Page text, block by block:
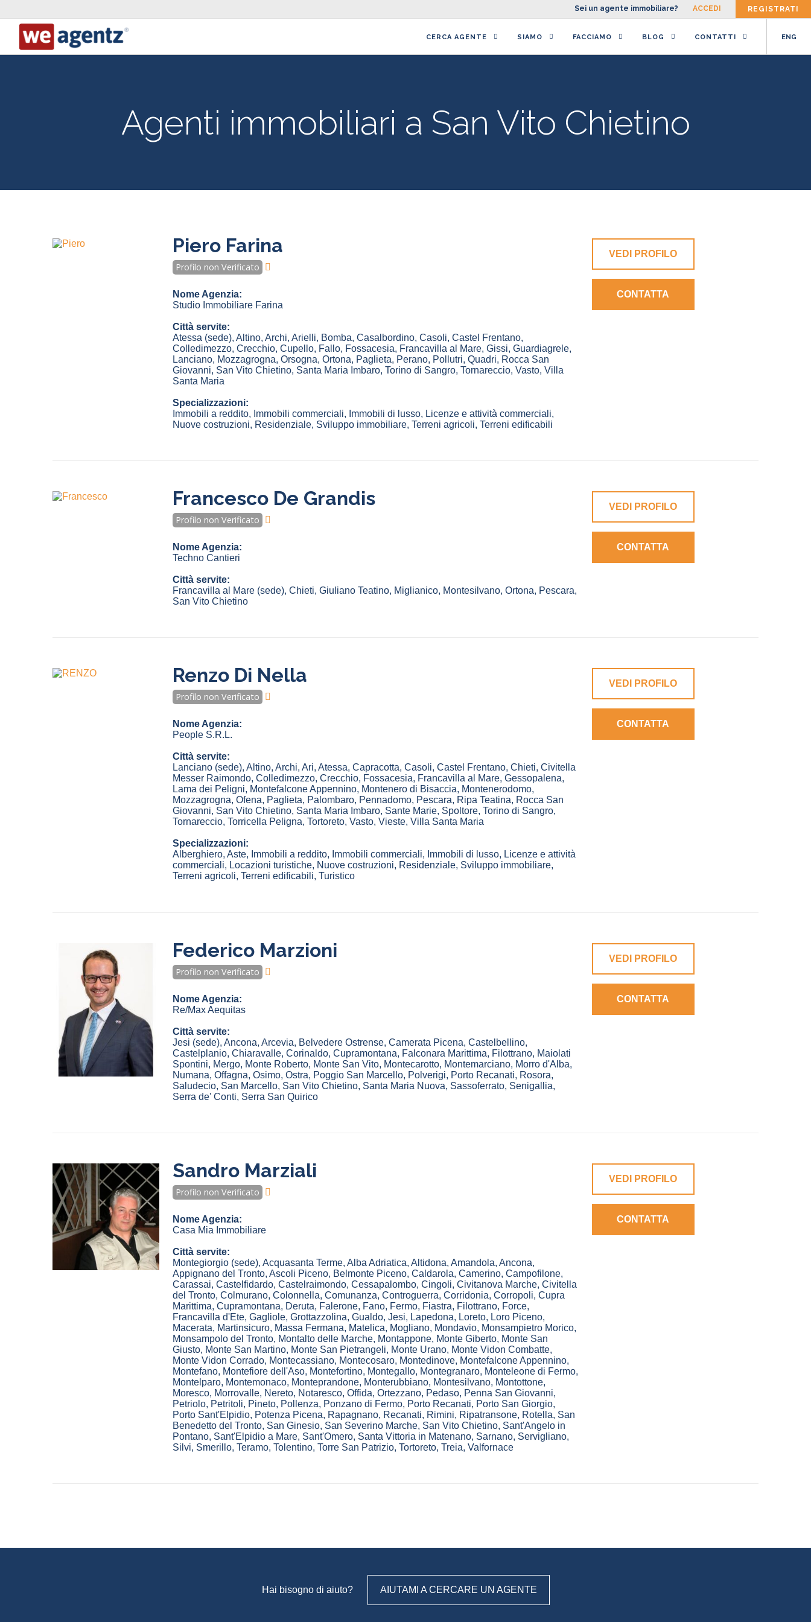
Sei un agente immobiliare? ACCEDI REGISTRATI
CERCA AGENTE SIAMO FACCIAMO BLOG CONTATTI ENG
Agenti immobiliari a San Vito Chietino
Piero Farina
Profilo non Verificato
Nome Agenzia:
Studio Immobiliare Farina
Città servite:
Atessa (sede), Altino, Archi, Arielli, Bomba, Casalbordino, Casoli, Castel Frentano,
Colledimezzo, Crecchio, Cupello, Fallo, Fossacesia, Francavilla al Mare, Gissi, Guardiagrele,
Lanciano, Mozzagrogna, Orsogna, Ortona, Paglieta, Perano, Pollutri, Quadri, Rocca San
Giovanni, San Vito Chietino, Santa Maria Imbaro, Torino di Sangro, Tornareccio, Vasto, Villa
Santa Maria
Specializzazioni:
Immobili a reddito, Immobili commerciali, Immobili di lusso, Licenze e attività commerciali,
Nuove costruzioni, Residenziale, Sviluppo immobiliare, Terreni agricoli, Terreni edificabili
VEDI PROFILO
CONTATTA
Francesco De Grandis
Profilo non Verificato
Nome Agenzia:
Techno Cantieri
Città servite:
Francavilla al Mare (sede), Chieti, Giuliano Teatino, Miglianico, Montesilvano, Ortona, Pescara,
San Vito Chietino
VEDI PROFILO
CONTATTA
Renzo Di Nella
Profilo non Verificato
Nome Agenzia:
People S.R.L.
Città servite:
Lanciano (sede), Altino, Archi, Ari, Atessa, Capracotta, Casoli, Castel Frentano, Chieti, Civitella
Messer Raimondo, Colledimezzo, Crecchio, Fossacesia, Francavilla al Mare, Gessopalena,
Lama dei Peligni, Montefalcone Appennino, Montenero di Bisaccia, Montenerodomo,
Mozzagrogna, Ofena, Paglieta, Palombaro, Pennadomo, Pescara, Ripa Teatina, Rocca San
Giovanni, San Vito Chietino, Santa Maria Imbaro, Sante Marie, Spoltore, Torino di Sangro,
Tornareccio, Torricella Peligna, Tortoreto, Vasto, Vieste, Villa Santa Maria
Specializzazioni:
Alberghiero, Aste, Immobili a reddito, Immobili commerciali, Immobili di lusso, Licenze e attività
commerciali, Locazioni turistiche, Nuove costruzioni, Residenziale, Sviluppo immobiliare,
Terreni agricoli, Terreni edificabili, Turistico
VEDI PROFILO
CONTATTA
Federico Marzioni
Profilo non Verificato
Nome Agenzia:
Re/Max Aequitas
Città servite:
Jesi (sede), Ancona, Arcevia, Belvedere Ostrense, Camerata Picena, Castelbellino,
Castelplanio, Chiaravalle, Corinaldo, Cupramontana, Falconara Marittima, Filottrano, Maiolati
Spontini, Mergo, Monte Roberto, Monte San Vito, Montecarotto, Montemarciano, Morro d'Alba,
Numana, Offagna, Osimo, Ostra, Poggio San Marcello, Polverigi, Porto Recanati, Rosora,
Saludecio, San Marcello, San Vito Chietino, Santa Maria Nuova, Sassoferrato, Senigallia,
Serra de' Conti, Serra San Quirico
VEDI PROFILO
CONTATTA
Sandro Marziali
Profilo non Verificato
Nome Agenzia:
Casa Mia Immobiliare
Città servite:
Montegiorgio (sede), Acquasanta Terme, Alba Adriatica, Altidona, Amandola, Ancona,
Appignano del Tronto, Ascoli Piceno, Belmonte Piceno, Caldarola, Camerino, Campofilone,
Carassai, Castelfidardo, Castelraimondo, Cessapalombo, Cingoli, Civitanova Marche, Civitella
del Tronto, Colmurano, Colonnella, Comunanza, Controguerra, Corridonia, Corropoli, Cupra
Marittima, Cupramontana, Deruta, Falerone, Fano, Fermo, Fiastra, Filottrano, Force,
Francavilla d'Ete, Gagliole, Grottazzolina, Gualdo, Jesi, Lapedona, Loreto, Loro Piceno,
Macerata, Martinsicuro, Massa Fermana, Matelica, Mogliano, Mondavio, Monsampietro Morico,
Monsampolo del Tronto, Montalto delle Marche, Montappone, Monte Giberto, Monte San
Giusto, Monte San Martino, Monte San Pietrangeli, Monte Urano, Monte Vidon Combatte,
Monte Vidon Corrado, Montecassiano, Montecosaro, Montedinove, Montefalcone Appennino,
Montefano, Montefiore dell'Aso, Montefortino, Montegallo, Montegranaro, Monteleone di Fermo,
Montelparo, Montemonaco, Monteprandone, Monterubbiano, Montesilvano, Montottone,
Moresco, Morrovalle, Nereto, Notaresco, Offida, Ortezzano, Pedaso, Penna San Giovanni,
Petriolo, Petritoli, Pineto, Pollenza, Ponzano di Fermo, Porto Recanati, Porto San Giorgio,
Porto Sant'Elpidio, Potenza Picena, Rapagnano, Recanati, Rimini, Ripatransone, Rotella, San
Benedetto del Tronto, San Ginesio, San Severino Marche, San Vito Chietino, Sant'Angelo in
Pontano, Sant'Elpidio a Mare, Sant'Omero, Santa Vittoria in Matenano, Sarnano, Servigliano,
Silvi, Smerillo, Teramo, Tolentino, Torre San Patrizio, Tortoreto, Treia, Valfornace
VEDI PROFILO
CONTATTA
Hai bisogno di aiuto? AIUTAMI A CERCARE UN AGENTE